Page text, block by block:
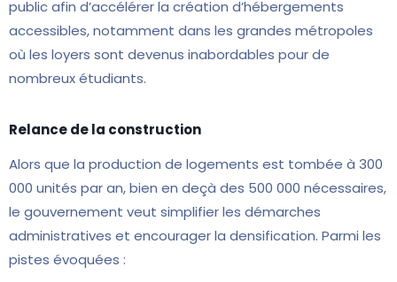
public afin d’accélérer la création d’hébergements
accessibles, notamment dans les grandes métropoles
où les loyers sont devenus inabordables pour de
nombreux étudiants.
Relance de la construction
Alors que la production de logements est tombée à 300
000 unités par an, bien en deçà des 500 000 nécessaires,
le gouvernement veut simplifier les démarches
administratives et encourager la densification. Parmi les
pistes évoquées :